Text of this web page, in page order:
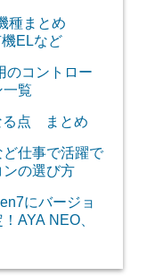
種まとめ
ELなど
コントロー
覧
る点 まとめ
仕事で活躍で
の選び方
にバージョ
AYA NEO、